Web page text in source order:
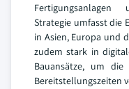
Fertigungsanlagen
Strategie umfasst die
in Asien, Europa und
zudem stark in
Bauansätze, um
Bereitstellungszeiten